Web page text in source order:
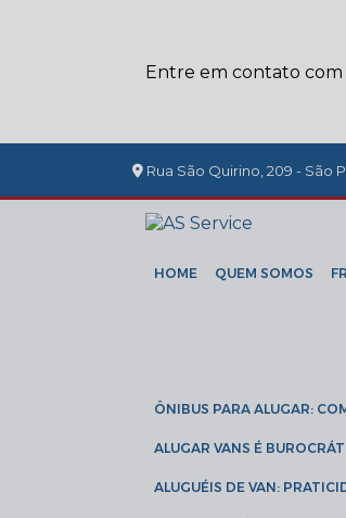
Entre em contato com
Rua São Quirino, 209 - São
HOME QUEM SOMOS
ÔNIBUS PARA ALUGAR:
ALUGAR VANS É
ALUGUÉIS DE VAN: